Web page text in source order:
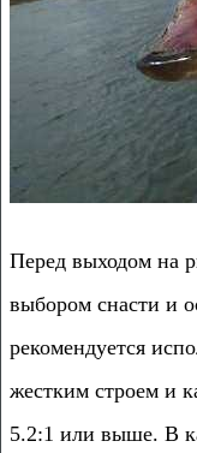
Перед выходом на
выбором снасти и
рекомендуется
жестким строем и
5.2:1 или выше. В